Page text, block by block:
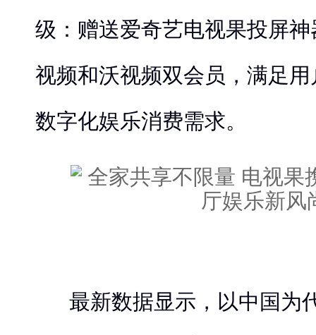
级：赠送爱奇艺电视果投屏
视频和沃视频双会员，满足
数字化娱乐消费需求。
最新数据显示，以中国为